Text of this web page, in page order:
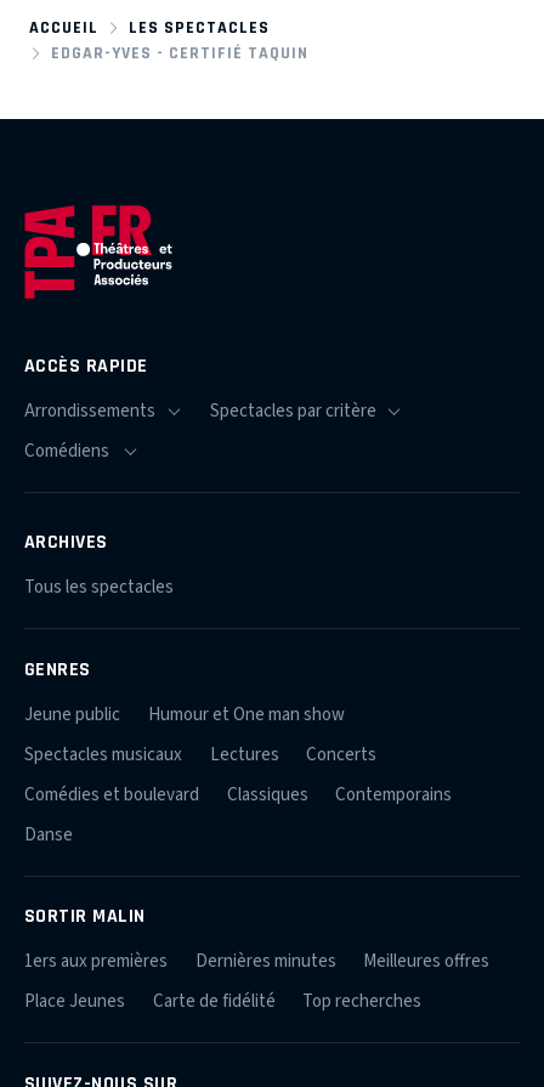
ACCUEIL
LES SPECTACLES
EDGAR-YVES - CERTIFIÉ TAQUIN
ACCÈS RAPIDE
ARCHIVES
Tous les spectacles
GENRES
Jeune public
Humour et One man show
Spectacles musicaux
Lectures
Concerts
Comédies et boulevard
Classiques
Contemporains
Danse
SORTIR MALIN
1ers aux premières Dernières minutes
Meilleures offres
Place Jeunes
Carte de fidélité Top recherches